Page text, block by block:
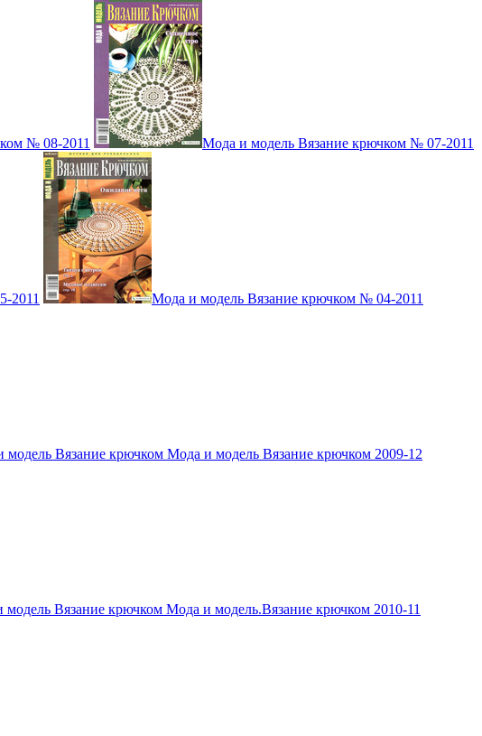
№ 08-2011 Мода и модель Вязание крючком № 07-2011
2011 Мода и модель Вязание крючком № 04-2011
модель Вязание крючком Мода и модель Вязание крючком 2009-12
Вязание крючком Мода и модель.Вязание крючком 2010-11